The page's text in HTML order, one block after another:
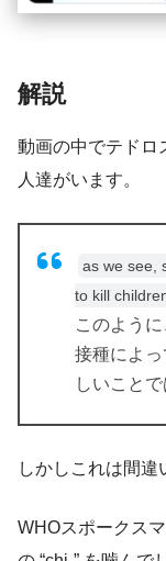
解説
動画の中でテドロ
人達がいます。
as we see,
to kill
このよう
接種によ
しいことで
しかしこれは間違
WHOスポークス